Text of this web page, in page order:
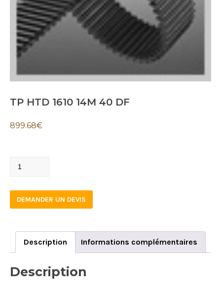
TP HTD 1610 14M 40 DF
899.68€
1610
14M
quantity
DEMANDER UN DEVIS
Description Informations complémentaires
Description